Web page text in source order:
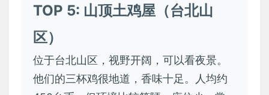
TOP 5: 山顶土鸡屋（台北山
区）
位于台北山区，视野开阔，可以看夜景。
他们的三杯鸡很地道，香味十足。人均约